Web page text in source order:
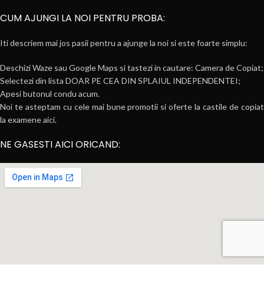
CUM AJUNGI LA NOI PENTRU PROBA:
Iti descriem mai jos pasii pentru a ajunge la noi si este foarte simplu:
Deschizi Waze sau Google Maps si tastezi in cautare: Camera de Copiat;
Selectezi din lista DOAR PE CEA DIN SPLAIUL INDEPENDENTEI;
Apesi butonul condu acum.
Noi te asteptam cu cele mai bune promotii si oferte la castile de copiat
la examene aici.
NE GASESTI AICI ORICAND: